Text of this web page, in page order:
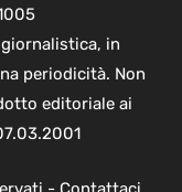
in
periodicità. Non
editoriale ai